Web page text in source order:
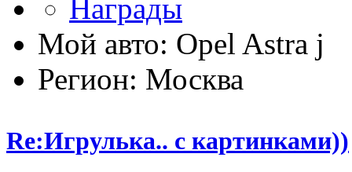
Мой авто: Opel Astra j
Регион: Москва
Re:Игрулька.. с картинками))